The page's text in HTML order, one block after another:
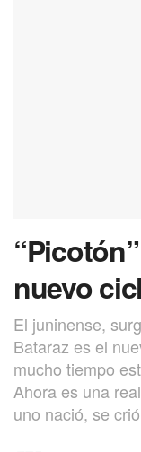
nuevo
El juninense,
Bataraz es el
mucho tiempo
Ahora es una
uno nació, se